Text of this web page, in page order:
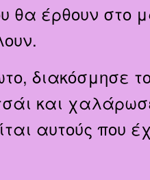
θα έρθουν στο
διακόσμησε
και
αυτούς που